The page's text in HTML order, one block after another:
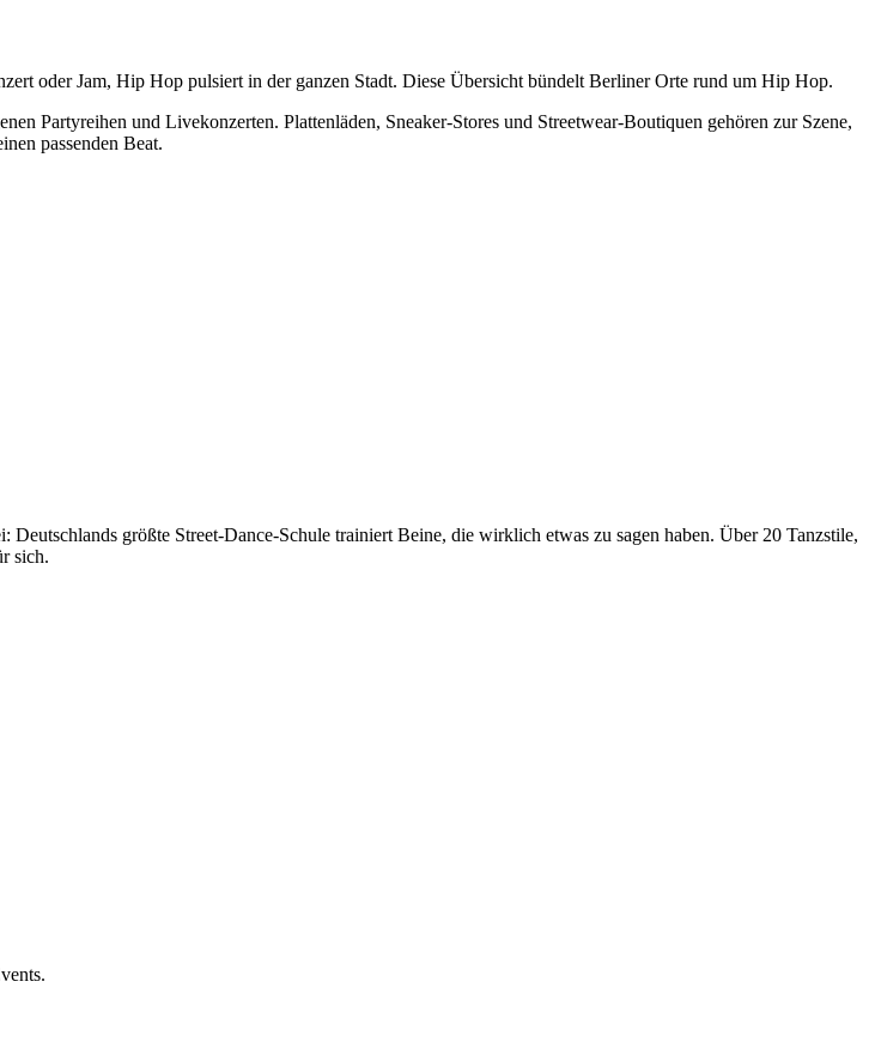
oder Jam, Hip Hop pulsiert in der ganzen Stadt. Diese Übersicht bündelt Berliner Orte rund um Hip Hop.
Partyreihen und Livekonzerten. Plattenläden, Sneaker-Stores und Streetwear-Boutiquen gehören zur Szene,
passenden Beat.
größte Street-Dance-Schule trainiert Beine, die wirklich etwas zu sagen haben. Über 20 Tanzstile,
sich.